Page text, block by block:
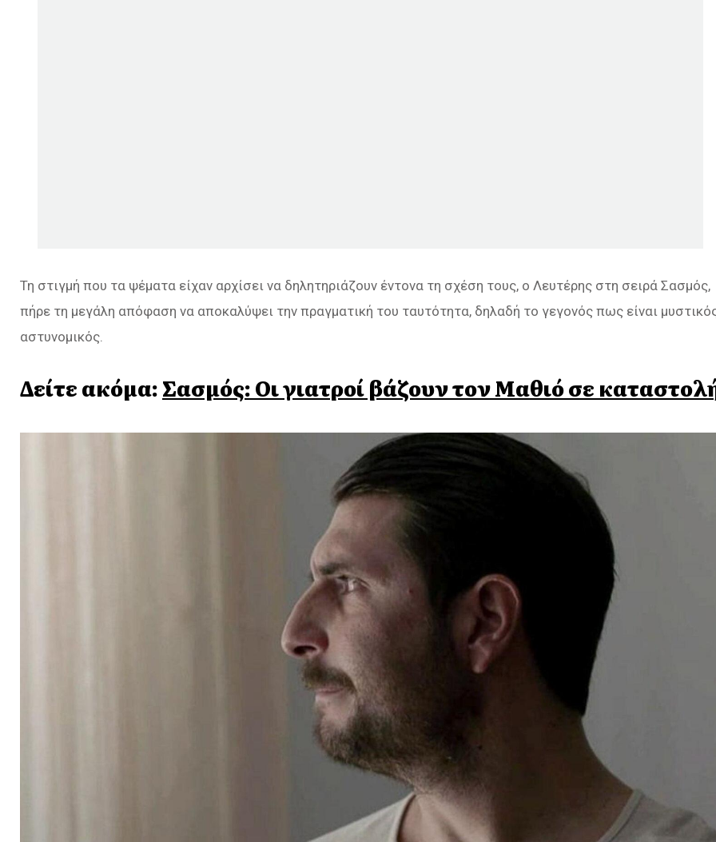
Τη στιγμή που τα ψέματα είχαν αρχίσει να δηλητηριάζουν έντονα τη σχέση τους, ο Λευτέρης στη σειρά Σασμός,
πήρε τη μεγάλη απόφαση να αποκαλύψει την πραγματική του ταυτότητα, δηλαδή το γεγονός πως είναι
αστυνομικός.
Δείτε ακόμα:Σασμός: Οι γιατροί βάζουν τον Μαθιό σε